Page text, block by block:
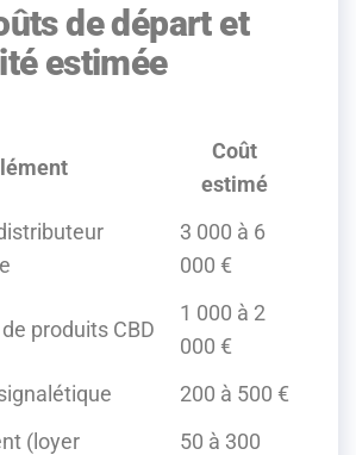
de départ et
estimée
Coût
estimé
3 000 à 6
000 €
produits CBD
1 000 à 2
000 €
200 à 500 €
(loyer
50 à 300